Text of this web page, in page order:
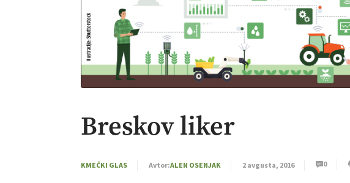
Breskov liker
KMEČKI GLAS Avtor:ALEN OSENJAK 2 avgusta, 2016 0